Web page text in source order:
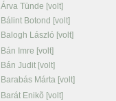
Árva Tünde [volt]
Bálint Botond [volt]
Balogh László [volt]
Bán Imre [volt]
Bán Judit [volt]
Barabás Márta [volt]
Barát Enikõ [volt]